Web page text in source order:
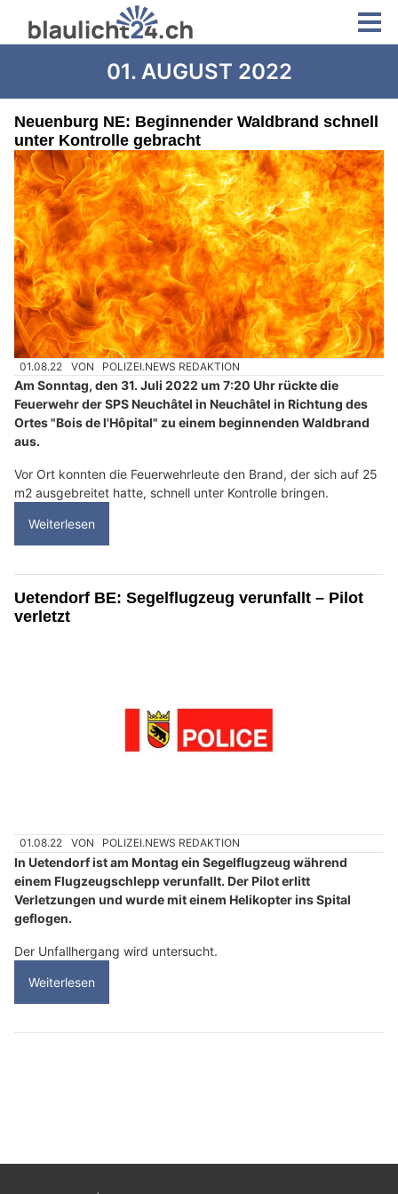
01. AUGUST 2022
Neuenburg NE: Beginnender Waldbrand schnell
unter Kontrolle gebracht
01.08.22 VON POLIZEI.NEWS REDAKTION
Am Sonntag, den 31. Juli 2022 um 7:20 Uhr rückte die
Feuerwehr der SPS Neuchâtel in Neuchâtel in Richtung des
Ortes "Bois de l'Hôpital" zu einem beginnenden Waldbrand
aus.
Vor Ort konnten die Feuerwehrleute den Brand, der sich auf 25
m2 ausgebreitet hatte, schnell unter Kontrolle bringen.
Weiterlesen
Uetendorf BE: Segelflugzeug verunfallt – Pilot
verletzt
01.08.22 VON POLIZEI.NEWS REDAKTION
In Uetendorf ist am Montag ein Segelflugzeug während
einem Flugzeugschlepp verunfallt. Der Pilot erlitt
Verletzungen und wurde mit einem Helikopter ins Spital
geflogen.
Der Unfallhergang wird untersucht.
Weiterlesen